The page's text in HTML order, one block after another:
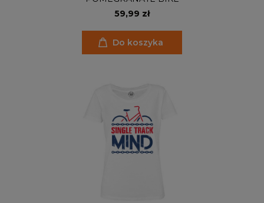
59,99 zł
Do koszyka